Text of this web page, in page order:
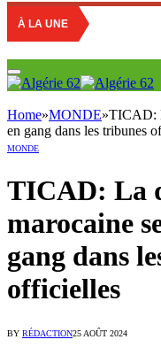
À LA UNE
Home»MONDE»TICAD:
en gang dans les tribunes
MONDE
TICAD: La
marocaine
gang dans
officielles
BY RÉDACTION25 AOÛT 2024